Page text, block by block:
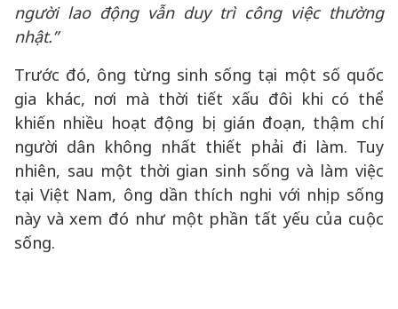
người lao động vẫn duy trì công việc thường
nhật.”
Trước đó, ông từng sinh sống tại một số quốc
gia khác, nơi mà thời tiết xấu đôi khi có thể
khiến nhiều hoạt động bị gián đoạn, thậm chí
người dân không nhất thiết phải đi làm. Tuy
nhiên, sau một thời gian sinh sống và làm việc
tại Việt Nam, ông dần thích nghi với nhịp sống
này và xem đó như một phần tất yếu của cuộc
sống.